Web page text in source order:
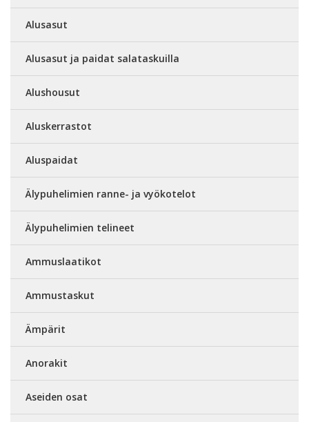
Alusasut
Alusasut ja paidat salataskuilla
Alushousut
Aluskerrastot
Aluspaidat
Älypuhelimien ranne- ja vyökotelot
Älypuhelimien telineet
Ammuslaatikot
Ammustaskut
Ämpärit
Anorakit
Aseiden osat